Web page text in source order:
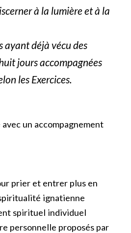
à la lumière et à la
ayant déjà vécu des
jours accompagnées
les Exercices.
un accompagnement
prier et entrer plus en
ignatienne
spirituel individuel
personnelle proposés par